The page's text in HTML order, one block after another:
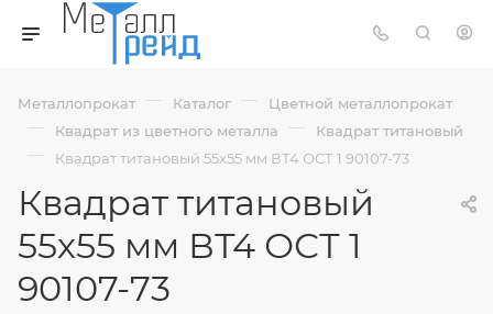
Металлопрокат — Каталог — Цветной металлопрокат
— Квадрат из цветного металла — Квадрат титановый
— Квадрат титановый 55х55 мм ВТ4 ОСТ 1 90107-73
Квадрат титановый
55х55 мм ВТ4 ОСТ 1
90107-73